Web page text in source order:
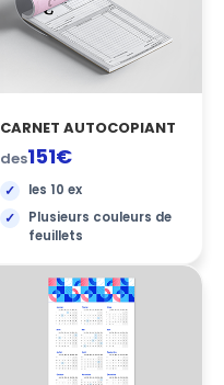
CARNET AUTOCOPIANT
des151€
les 10 ex
Plusieurs couleurs de
feuillets